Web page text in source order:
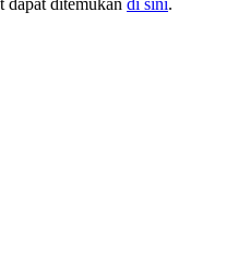
dapat ditemukan di sini.